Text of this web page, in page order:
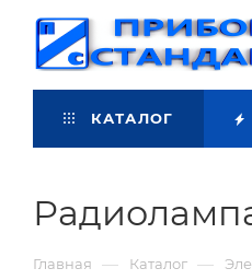
КАТАЛОГ
Главная — Каталог —